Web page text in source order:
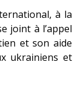
à la
joint à l’appel
et son aide
ukrainiens et